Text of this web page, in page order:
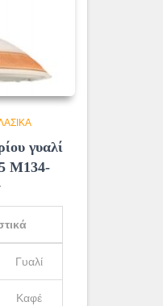
γυαλί
Μ134-
Γυαλί
Καφέ